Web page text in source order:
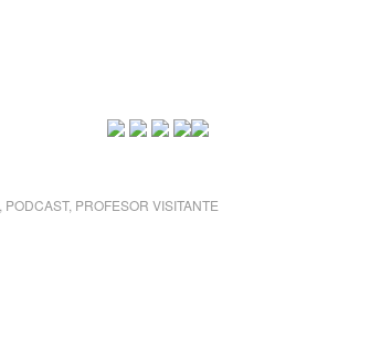
PODCAST, PROFESOR VISITANTE